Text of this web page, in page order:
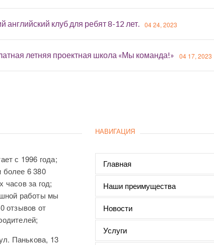
английский клуб для ребят 8-12 лет. 04 24, 2023
летняя проектная школа «Мы команда!» 04 17, 2023
с 1996 года;
6 380
часов за год;
работы мы
отзывов от
Панькова, 13
НАВИГАЦИЯ
Главная
Наши преимущества
Новости
Услуги